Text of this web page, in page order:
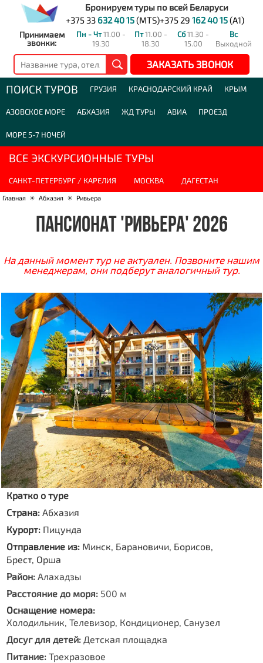
Бронируем туры по всей Беларуси
+375 33 632 40 15(MTS)+375 29 162 40 15(A1)
Принимаем
звонки:
Пн - Чт11.00 -
19.30
Пт11.00 -
18.30
Сб11.30 -
15.00
Вс
Выходной
ЗАКАЗАТЬ ЗВОНОК
ПОИСК ТУРОВ ГРУЗИЯ КРАСНОДАРСКИЙ КРАЙ КРЫМ
АЗОВСКОЕ МОРЕ АБХАЗИЯ ЖД ТУРЫ АВИА ПРОЕЗД
МОРЕ 5-7 НОЧЕЙ
ВСЕ ЭКСКУРСИОННЫЕ ТУРЫ
САНКТ-ПЕТЕРБУРГ / КАРЕЛИЯ МОСКВА ДАГЕСТАН
Главная ☀ Абхазия ☀ Ривьера
ПАНСИОНАТ 'РИВЬЕРА' 2026
На данный момент тур не актуален. Позвоните нашим
менеджерам, они подберут аналогичный тур.
Кратко о туре
Страна:Абхазия
Курорт: Пицунда
Отправление из: Минск, Барановичи, Борисов,
Брест, Орша
Район: Алахадзы
Расстояние до моря: 500 м
Оснащение номера:
Холодильник, Телевизор, Кондиционер, Санузел
Досуг для детей: Детская площадка
Питание: Трехразовое